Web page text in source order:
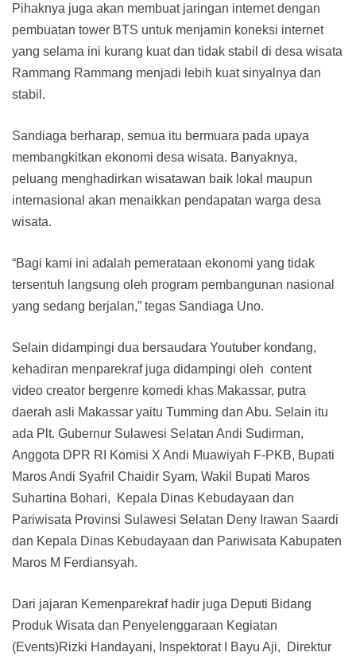
Pihaknya juga akan membuat jaringan internet dengan
pembuatan tower BTS untuk menjamin koneksi internet
yang selama ini kurang kuat dan tidak stabil di desa wisata
Rammang Rammang menjadi lebih kuat sinyalnya dan
stabil.
Sandiaga berharap, semua itu bermuara pada upaya
membangkitkan ekonomi desa wisata. Banyaknya,
peluang menghadirkan wisatawan baik lokal maupun
internasional akan menaikkan pendapatan warga desa
wisata.
“Bagi kami ini adalah pemerataan ekonomi yang tidak
tersentuh langsung oleh program pembangunan nasional
yang sedang berjalan,” tegas Sandiaga Uno.
Selain didampingi dua bersaudara Youtuber kondang,
kehadiran menparekraf juga didampingi oleh content
video creator bergenre komedi khas Makassar, putra
daerah asli Makassar yaitu Tumming dan Abu. Selain itu
ada Plt. Gubernur Sulawesi Selatan Andi Sudirman,
Anggota DPR RI Komisi X Andi Muawiyah F-PKB, Bupati
Maros Andi Syafril Chaidir Syam, Wakil Bupati Maros
Suhartina Bohari, Kepala Dinas Kebudayaan dan
Pariwisata Provinsi Sulawesi Selatan Deny Irawan Saardi
dan Kepala Dinas Kebudayaan dan Pariwisata Kabupaten
Maros M Ferdiansyah.
Dari jajaran Kemenparekraf hadir juga Deputi Bidang
Produk Wisata dan Penyelenggaraan Kegiatan
(Events)Rizki Handayani, Inspektorat I Bayu Aji, Direktur